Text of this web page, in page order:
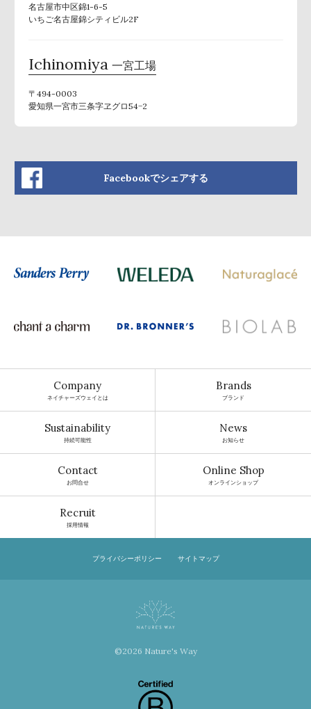
名古屋市中区錦1-6-5
いちご名古屋錦シティビル2F
Ichinomiya 一宮工場
〒494-0003
愛知県一宮市三条字ヱグロ54−2
Facebookでシェアする
Company
ネイチャーズウェイとは
Brands
ブランド
Sustainability
持続可能性
News
お知らせ
Contact
お問合せ
Online Shop
オンラインショップ
Recruit
採用情報
プライバシーポリシー サイトマップ
©2026 Nature's Way